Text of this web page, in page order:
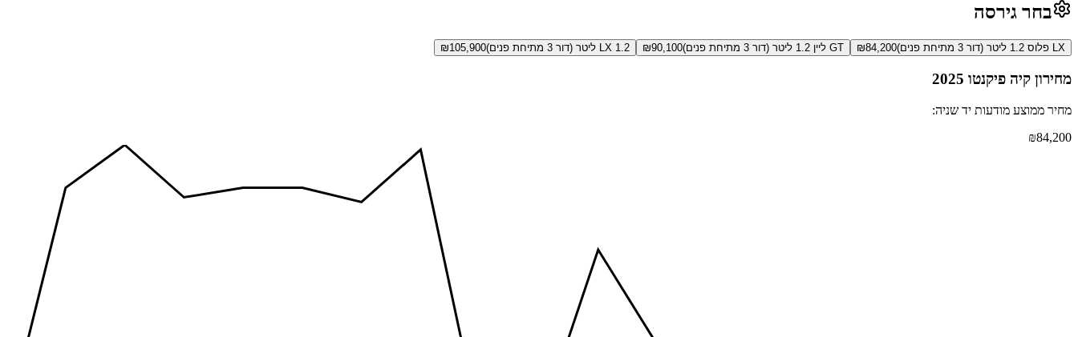
בחר גירסה
LX פלוס 1.2 ליטר (דור 3 מתיחת פנים) ₪84,200 GT ליין 1.2 ליטר (דור 3 מתיחת פנים) ₪90,100 LX 1.2 ליטר (דור 3 מתיחת פנים) ₪105,900
מחירון קיה פיקנטו 2025
מחיר ממוצע מודעות יד שניה:
₪84,200